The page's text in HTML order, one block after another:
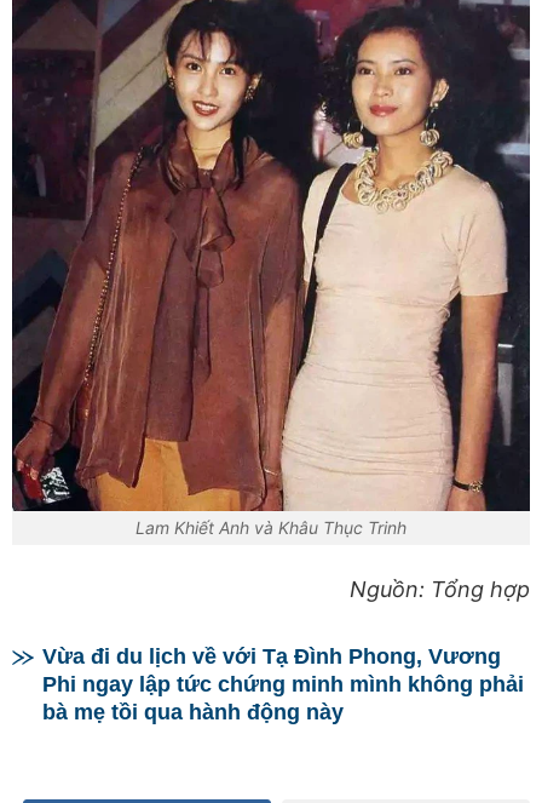
Lam Khiết Anh và Khâu Thục Trinh
Nguồn: Tổng hợp
Vừa đi du lịch về với Tạ Đình Phong, Vương
Phi ngay lập tức chứng minh mình không phải
bà mẹ tồi qua hành động này